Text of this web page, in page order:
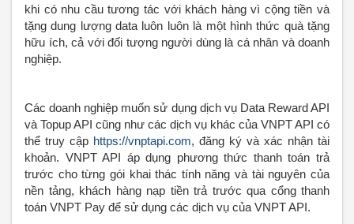
khi có nhu cầu tương tác với khách hàng vì cộng tiền và
tặng dung lượng data luôn luôn là một hình thức quà tặng
hữu ích, cả với đối tượng người dùng là cá nhân và doanh
nghiệp.
Các doanh nghiệp muốn sử dụng dịch vụ Data Reward API
và Topup API cũng như các dịch vụ khác của VNPT API có
thể truy cập https://vnptapi.com, đăng ký và xác nhận tài
khoản. VNPT API áp dụng phương thức thanh toán trả
trước cho từng gói khai thác tính năng và tài nguyên của
nền tảng, khách hàng nạp tiền trả trước qua cổng thanh
toán VNPT Pay để sử dụng các dịch vụ của VNPT API.